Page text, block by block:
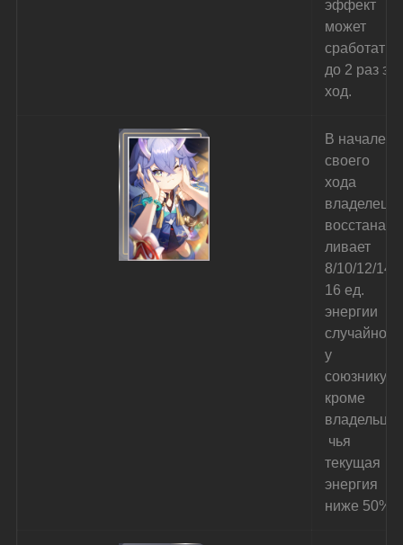
эффект
может
сработать
до 2 раз за
ход.
В начале
своего
хода
владелец
восстанав
ливает
8/10/12/14/
16 ед.
энергии
случайном
у
союзнику,
кроме
владельца,
чья
текущая
энергия
ниже 50%.